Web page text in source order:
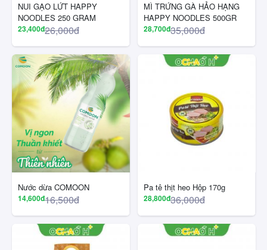
NUI GẠO LỨT HAPPY
NOODLES 250 GRAM
23,400đ26,000đ
MÌ TRỨNG GÀ HẢO HẠNG
HAPPY NOODLES 500GR
28,700đ35,000đ
Nước dừa COMOON
14,600đ16,500đ
Pa tê thịt heo Hộp 170g
28,800đ36,000đ